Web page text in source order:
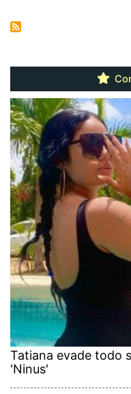
Tatiana evade todo
'Ninus'